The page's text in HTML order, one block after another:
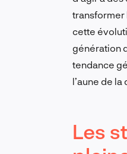
transformer
cette
génération
tendance
l’aune de
Les